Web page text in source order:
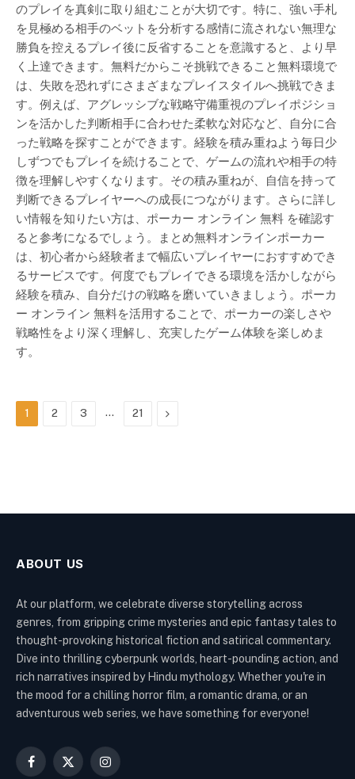
のプレイを真剣に取り組むことが大切です。特に、強い手札
を見極める相手のベットを分析する感情に流されない無理な
勝負を控えるプレイ後に反省することを意識すると、より早
く上達できます。無料だからこそ挑戦できること無料環境で
は、失敗を恐れずにさまざまなプレイスタイルへ挑戦できま
す。例えば、アグレッシブな戦略守備重視のプレイポジショ
ンを活かした判断相手に合わせた柔軟な対応など、自分に合
った戦略を探すことができます。経験を積み重ねよう毎日少
しずつでもプレイを続けることで、ゲームの流れや相手の特
徴を理解しやすくなります。その積み重ねが、自信を持って
判断できるプレイヤーへの成長につながります。さらに詳し
い情報を知りたい方は、ポーカー オンライン 無料 を確認す
ると参考になるでしょう。まとめ無料オンラインポーカー
は、初心者から経験者まで幅広いプレイヤーにおすすめでき
るサービスです。何度でもプレイできる環境を活かしながら
経験を積み、自分だけの戦略を磨いていきましょう。ポーカ
ー オンライン 無料を活用することで、ポーカーの楽しさや
戦略性をより深く理解し、充実したゲーム体験を楽しめま
す。
1 2 3 … 21 Next
ABOUT US
At our platform, we celebrate diverse storytelling across
genres, from gripping crime mysteries and epic fantasy tales to
thought-provoking historical fiction and satirical commentary.
Dive into thrilling cyberpunk worlds, heart-pounding action, and
rich narratives inspired by Hindu mythology. Whether you're in
the mood for a chilling horror film, a romantic drama, or an
adventurous web series, we have something for everyone!
Facebook
X
Instagram